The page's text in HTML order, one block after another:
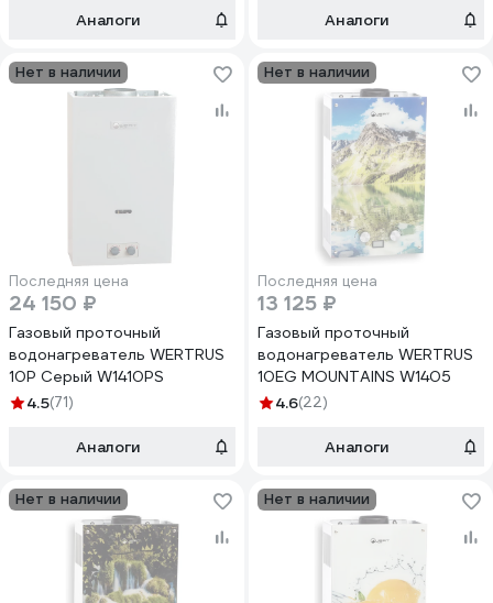
Аналоги Аналоги
Нет в наличии
Последняя цена
24 150 ₽
Газовый проточный
водонагреватель WERTRUS
10Р Серый W1410PS
4.5(71)
Аналоги
Нет в наличии
Последняя цена
13 125 ₽
Газовый проточный
водонагреватель WERTRUS
10EG MOUNTAINS W1405
4.6(22)
Аналоги
Нет в наличии Нет в наличии